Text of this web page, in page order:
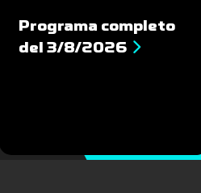
Programa completo
del 3/8/2026